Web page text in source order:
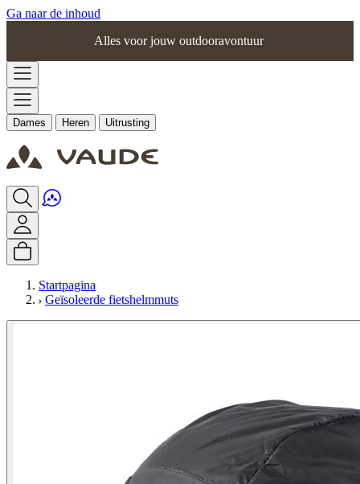
Ga naar de inhoud
Alles voor jouw outdooravontuur
Dames Heren Uitrusting
Startpagina
Geïsoleerde fietshelmmuts